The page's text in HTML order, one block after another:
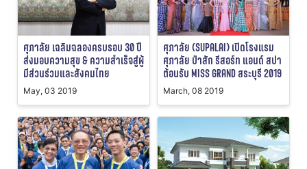
ศุภาลัย เฉลิมฉลองครบรอบ 30 ปี
ส่งมอบความสุข & ความสำเร็จสู่ผู้
มีส่วนร่วมและสังคมไทย
May, 03 2019
ศุภาลัย (SUPALAI) เปิดโรงแรม
ศุภาลัย ป่าสัก รีสอร์ท แอนด์ สปา
ต้อนรับ MISS GRAND สระบุรี 2019
March, 08 2019